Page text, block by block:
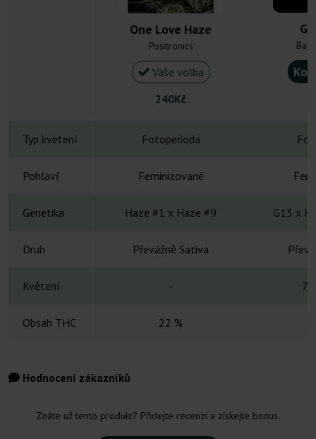
One Love Haze
Positronics
Vaše volba
240Kč
Typ kvetení Fotoperioda
Pohlaví Feminizované
Genetika Haze #1 x Haze #9 G13 x
Druh Převážně Sativa
Květení -
Obsah THC 22 %
Hodnocení zákazníků
Znáte už tento produkt? Přidejte recenzi a získejte bonus.